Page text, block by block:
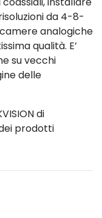
da 4-8-
analogiche
qualità. E’
su vecchi
delle
di
prodotti